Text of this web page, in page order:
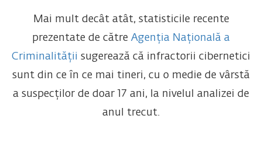
Mai mult decât atât, statisticile recente
prezentate de către Agenția Națională a
Criminalității sugerează că infractorii cibernetici
sunt din ce în ce mai tineri, cu o medie de vârstă
a suspecților de doar 17 ani, la nivelul analizei de
anul trecut.